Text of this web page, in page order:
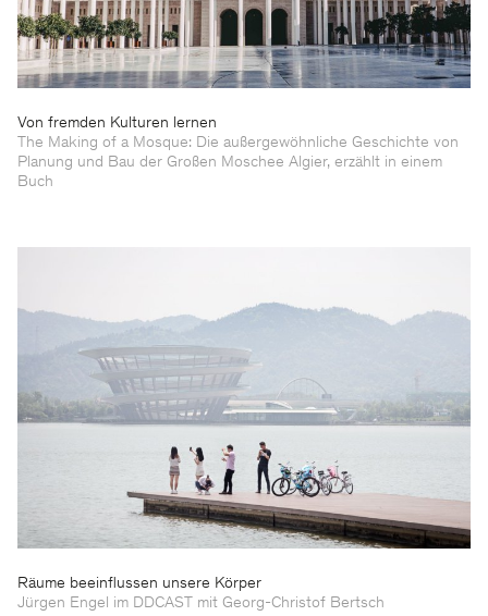
Von fremden Kulturen lernen
The Making of a Mosque: Die außergewöhnliche Geschichte von
Planung und Bau der Großen Moschee Algier, erzählt in einem
Buch
Räume beeinflussen unsere Körper
Jürgen Engel im DDCAST mit Georg-Christof Bertsch